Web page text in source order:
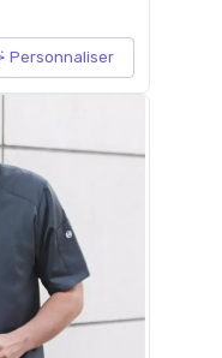
Personnaliser